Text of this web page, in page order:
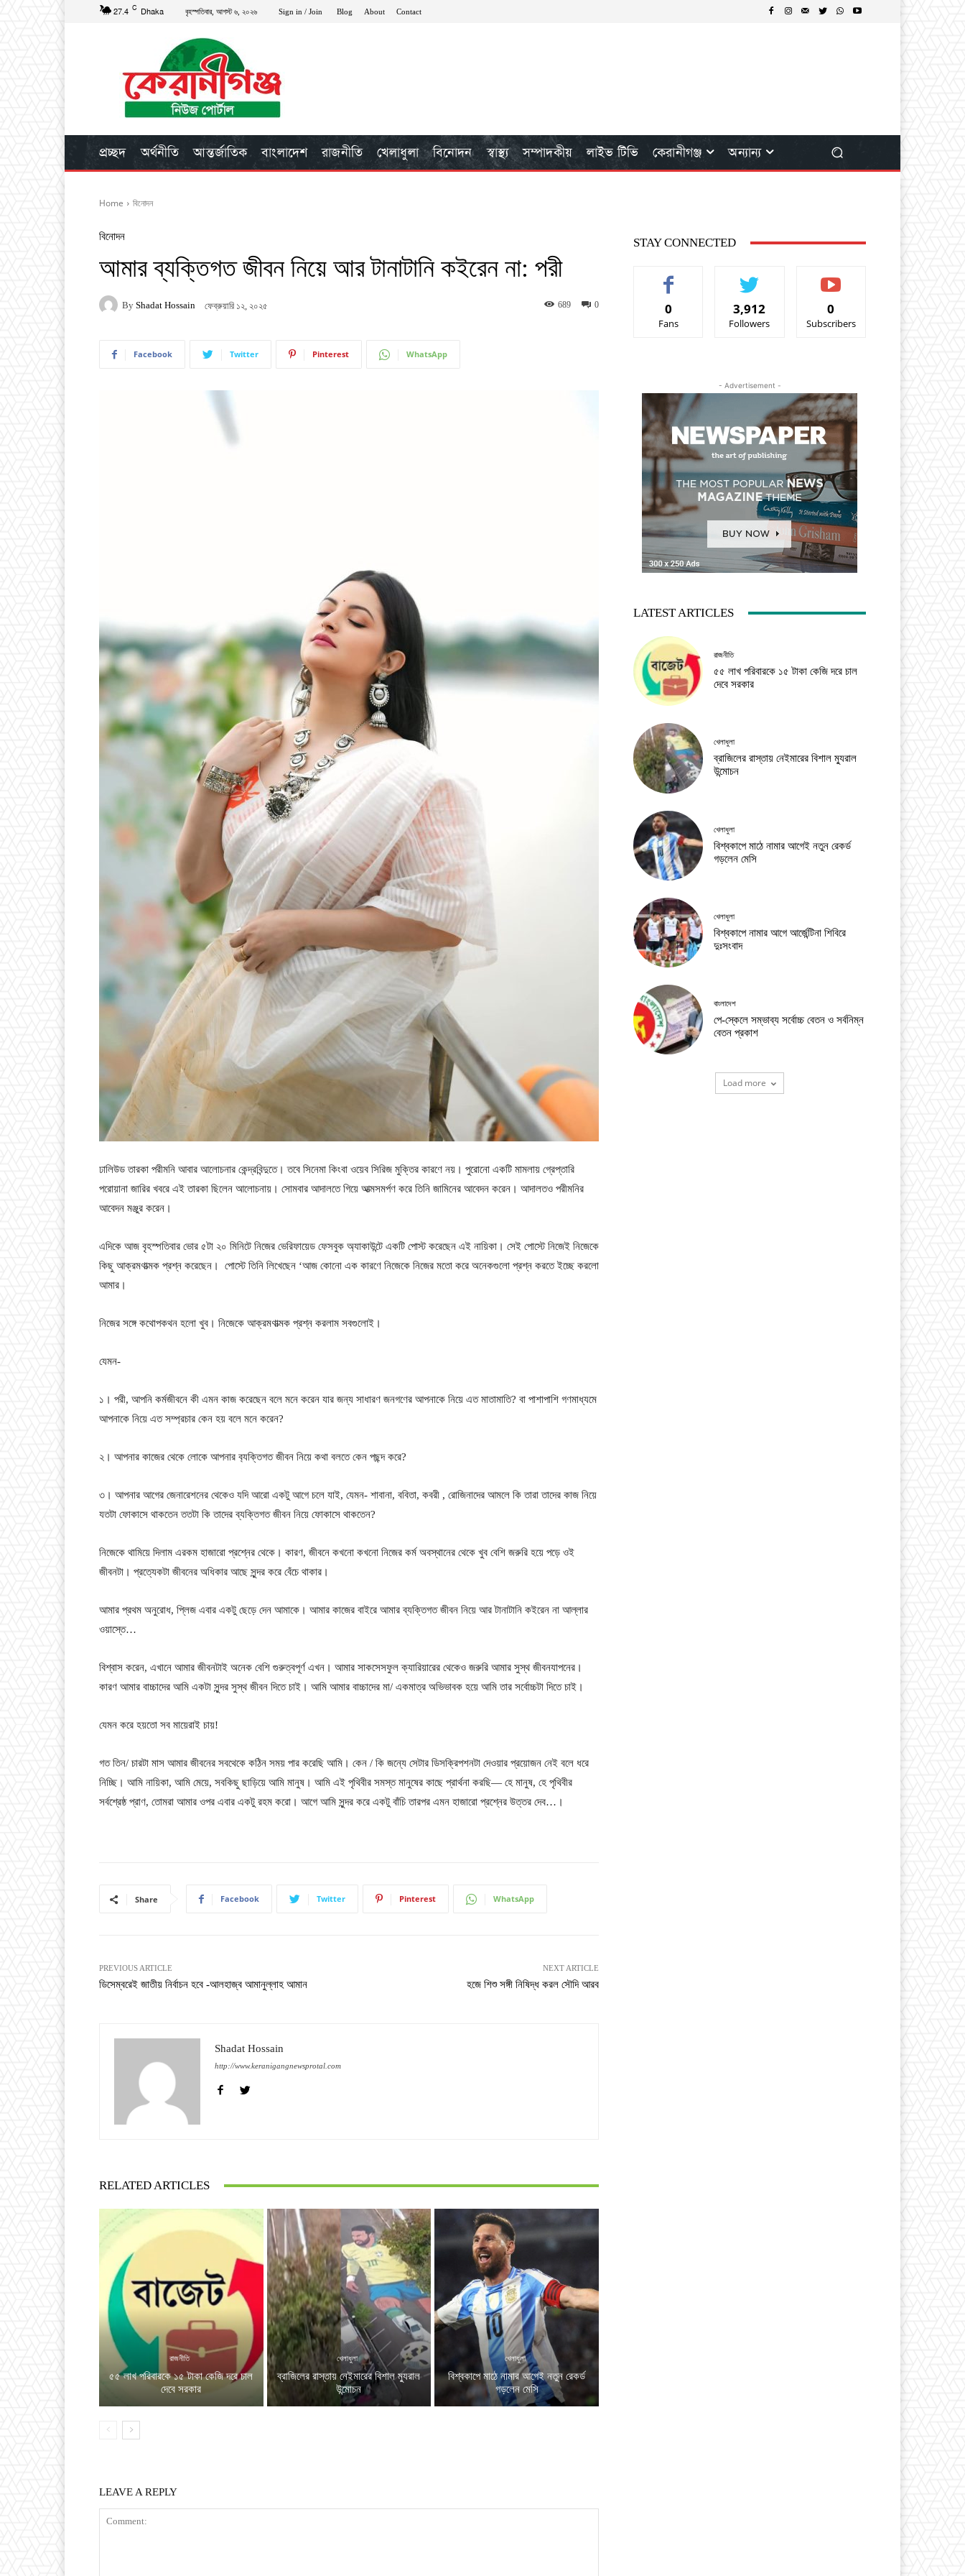
27.4 C Dhaka বৃহস্পতিবার, আগস্ট ৬, ২০২৬ Sign in / Join Blog About Contact
প্রচ্ছদ অর্থনীতি আন্তর্জাতিক বাংলাদেশ রাজনীতি খেলাধুলা বিনোদন স্বাস্থ্য সম্পাদকীয় লাইভ টিভি কেরানীগঞ্জ অন্যান্য
Home বিনোদন
বিনোদন
আমার ব্যক্তিগত জীবন নিয়ে আর টানাটানি কইরেন না: পরী
By Shadat Hossain ফেব্রুয়ারি ১২, ২০২৫ 0
689
Facebook Twitter Pinterest WhatsApp
ঢালিউড তারকা পরীমনি আবার আলোচনার কেন্দ্রবিন্দুতে। তবে সিনেমা কিংবা ওয়েব সিরিজ মুক্তির কারণে নয়। পুরোনো একটি মামলায় গ্রেপ্তারি
পরোয়ানা জারির খবরে এই তারকা ছিলেন আলোচনায়। সোমবার আদালতে গিয়ে আত্মসমর্পণ করে তিনি জামিনের আবেদন করেন। আদালতও পরীমনির
আবেদন মঞ্জুর করেন।
এদিকে আজ বৃহস্পতিবার ভোর ৫টা ২০ মিনিটে নিজের ভেরিফায়েড ফেসবুক অ্যাকাউন্টে একটি পোস্ট করেছেন এই নায়িকা। সেই পোস্টে নিজেই নিজেকে
কিছু আক্রমণাত্মক প্রশ্ন করেছেন। পোস্টে তিনি লিখেছেন ‘আজ কোনো এক কারণে নিজেকে নিজের মতো করে অনেকগুলো প্রশ্ন করতে ইচ্ছে করলো
আমার।
নিজের সঙ্গে কথোপকথন হলো খুব। নিজেকে আক্রমণাত্মক প্রশ্ন করলাম সবগুলোই।
যেমন-
১। পরী, আপনি কর্মজীবনে কী এমন কাজ করেছেন বলে মনে করেন যার জন্য সাধারণ জনগণের আপনাকে নিয়ে এত মাতামাতি? বা পাশাপাশি গণমাধ্যমে
আপনাকে নিয়ে এত সম্প্রচার কেন হয় বলে মনে করেন?
২। আপনার কাজের থেকে লোকে আপনার ব‍্যক্তিগত জীবন নিয়ে কথা বলতে কেন পছন্দ করে?
৩। আপনার আগের জেনারেশনের থেকেও যদি আরো একটু আগে চলে যাই, যেমন- শাবানা, ববিতা, কবরী , রোজিনাদের আমলে কি তারা তাদের কাজ নিয়ে
যতটা ফোকাসে থাকতেন ততটা কি তাদের ব্যক্তিগত জীবন নিয়ে ফোকাসে থাকতেন?
নিজেকে থামিয়ে দিলাম এরকম হাজারো প্রশ্নের থেকে। কারণ, জীবনে কখনো কখনো নিজের কর্ম অবস্থানের থেকে খুব বেশি জরুরি হয়ে পড়ে ওই
জীবনটা। প্রত্যেকটা জীবনের অধিকার আছে সুন্দর করে বেঁচে থাকার।
আমার প্রথম অনুরোধ, প্লিজ এবার একটু ছেড়ে দেন আমাকে। আমার কাজের বাইরে আমার ব্যক্তিগত জীবন নিয়ে আর টানাটানি কইরেন না আল্লার
ওয়াস্তে…
বিশ্বাস করেন, এখানে আমার জীবনটাই অনেক বেশি গুরুত্বপূর্ণ এখন। আমার সাকসেসফুল ক্যারিয়ারের থেকেও জরুরি আমার সুস্থ জীবনযাপনের।
কারণ আমার বাচ্চাদের আমি একটা সুন্দর সুস্থ জীবন দিতে চাই। আমি আমার বাচ্চাদের মা/ একমাত্র অভিভাবক হয়ে আমি তার সর্বোচ্চটা দিতে চাই।
যেমন করে হয়তো সব মায়েরাই চায়!
গত তিন/ চারটা মাস আমার জীবনের সবথেকে কঠিন সময় পার করেছি আমি। কেন / কি জন্যে সেটার ডিসক্রিপশনটা দেওয়ার প্রয়োজন নেই বলে ধরে
নিচ্ছি। আমি নায়িকা, আমি মেয়ে, সবকিছু ছাড়িয়ে আমি মানুষ। আমি এই পৃথিবীর সমস্ত মানুষের কাছে প্রার্থনা করছি— হে মানুষ, হে পৃথিবীর
সর্বশ্রেষ্ঠ প্রাণ, তোমরা আমার ওপর এবার একটু রহম করো। আগে আমি সুন্দর করে একটু বাঁচি তারপর এমন হাজারো প্রশ্নের উত্তর দেব…।
Share Facebook Twitter Pinterest WhatsApp
PREVIOUS ARTICLE
ডিসেম্বরেই জাতীয় নির্বাচন হবে -আলহাজ্ব আমানুল্লাহ আমান
NEXT ARTICLE
হজে শিশু সঙ্গী নিষিদ্ধ করল সৌদি আরব
Shadat Hossain
http://www.keranigangnewsprotal.com
RELATED ARTICLES
রাজনীতি
৫৫ লাখ পরিবারকে ১৫ টাকা কেজি দরে চাল
দেবে সরকার
খেলাধুলা
ব্রাজিলের রাস্তায় নেইমারের বিশাল ম্যুরাল
উন্মোচন
খেলাধুলা
বিশ্বকাপে মাঠে নামার আগেই নতুন রেকর্ড
গড়লেন মেসি
LEAVE A REPLY
STAY CONNECTED
0
Fans
3,912
Followers
0
Subscribers
- Advertisement -
LATEST ARTICLES
রাজনীতি
৫৫ লাখ পরিবারকে ১৫ টাকা কেজি দরে চাল
দেবে সরকার
খেলাধুলা
ব্রাজিলের রাস্তায় নেইমারের বিশাল ম্যুরাল
উন্মোচন
খেলাধুলা
বিশ্বকাপে মাঠে নামার আগেই নতুন রেকর্ড
গড়লেন মেসি
খেলাধুলা
বিশ্বকাপে নামার আগে আর্জেন্টিনা শিবিরে
দুঃসংবাদ
বাংলাদেশ
পে-স্কেলে সম্ভাব্য সর্বোচ্চ বেতন ও সর্বনিম্ন
বেতন প্রকাশ
Load more